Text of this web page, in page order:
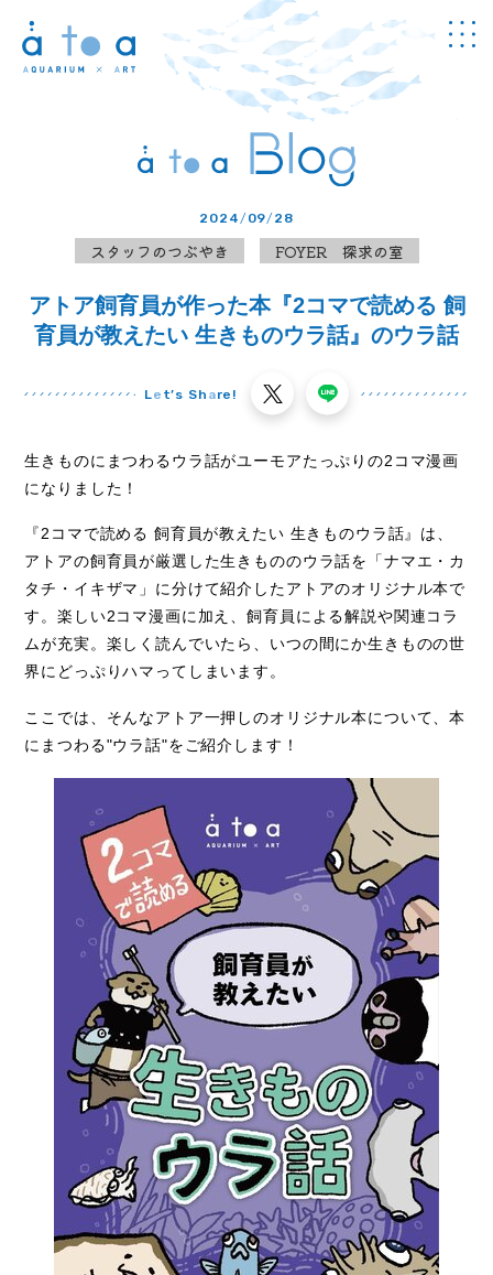
チケット・料金
News
お知らせ
Cafe & Shop
カフェ・ショップ
Access
Q & A
よくあるご質問
2024/ 09/ 28
スタッフのつぶやき FOYER 探求の室
アトア飼育員が作った本『2コマで読める 飼
育員が教えたい 生きものウラ話』のウラ話
Le t’s Sh are!
生きものにまつわるウラ話がユーモアたっぷりの2 コマ漫画
になりました！
『2 コマで読める 飼育員が教えたい 生きものウラ話』は、
アトアの飼育員が厳選した生きもののウラ話を「ナマエ・カ
タチ・イキザマ」に分けて紹介したアトアのオリジナル本で
す。楽しい2コマ漫画に加え、飼育員による解説や関連コラ
ムが充実。楽しく読んでいたら、いつの間にか生きものの世
界にどっぷりハマってしまいます。
ここでは、そんなアトア一押しのオリジナル本について、本
にまつわる"ウラ話"をご紹介します！